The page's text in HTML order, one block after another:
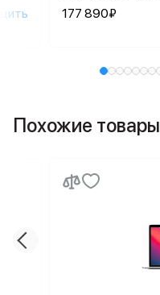
177 890₽
Похожие товары